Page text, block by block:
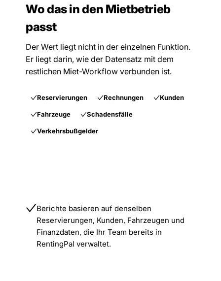
Wo das in den Mietbetrieb
passt
Der Wert liegt nicht in der einzelnen Funktion.
Er liegt darin, wie der Datensatz mit dem
restlichen Miet-Workflow verbunden ist.
Reservierungen Rechnungen Kunden
Fahrzeuge Schadensfälle
Verkehrsbußgelder
Berichte basieren auf denselben
Reservierungen, Kunden, Fahrzeugen und
Finanzdaten, die Ihr Team bereits in
RentingPal verwaltet.